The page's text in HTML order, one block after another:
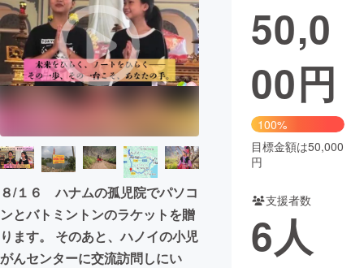
テクノロジー・ガジェット ゲーム・
映像・映画 書籍・雑誌
ビジネス・起業 チャレンジ
まちづくり・地域活性化
CAMPFIRE for Social Good
CAMPFIRE Creation
CAMPFIREふるさと納税 machi-ya コミュニティ
８/１６ ハナムの孤児院でパソコ
ンとバトミントンのラケットを贈
ります。 そのあと、ハノイの小児
がんセンターに交流訪問しにい
50,0
00円
100%
目標金額は50,000
円
支援者数
6人